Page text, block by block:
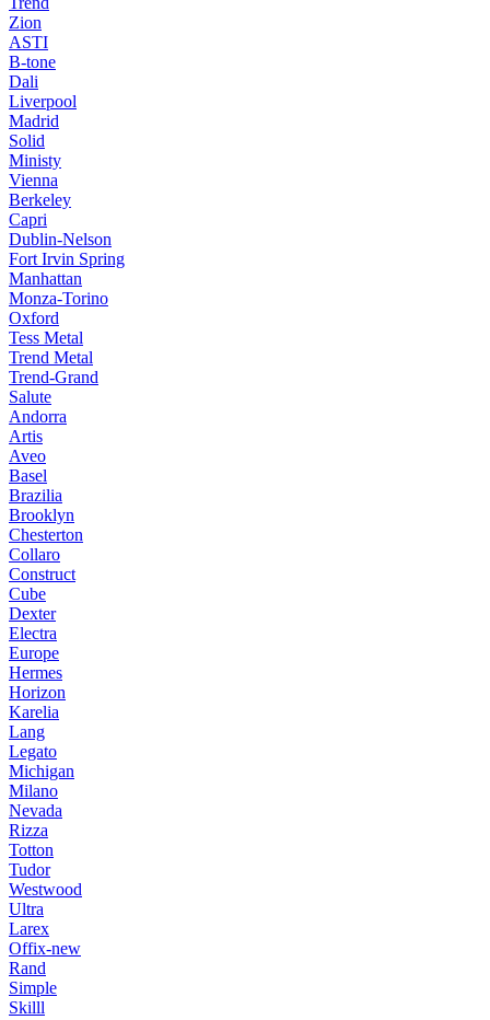
Zion
ASTI
B-tone
Dali
Liverpool
Madrid
Solid
Ministy
Vienna
Berkeley
Capri
Dublin-Nelson
Fort Irvin Spring
Manhattan
Monza-Torino
Oxford
Tess Metal
Trend Metal
Trend-Grand
Salute
Andorra
Artis
Aveo
Basel
Brazilia
Brooklyn
Chesterton
Collaro
Construct
Cube
Dexter
Electra
Europe
Hermes
Horizon
Karelia
Lang
Legato
Michigan
Milano
Nevada
Rizza
Totton
Tudor
Westwood
Ultra
Larex
Offix-new
Rand
Simple
Skilll